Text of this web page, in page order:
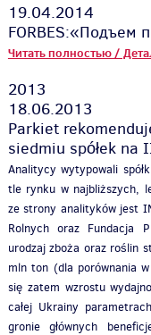
19.04.2014
FORBES:«Подъем
Читать полностью /
2013
18.06.2013
Parkiet
siedmiu spółek na
Analitycy wytypowali
tle rynku w najbliższych,
ze strony analityków jest
Rolnych oraz Fundacja
urodzaj zboża oraz roślin
mln ton (dla porównania
się zatem wzrostu
całej Ukrainy
gronie głównych